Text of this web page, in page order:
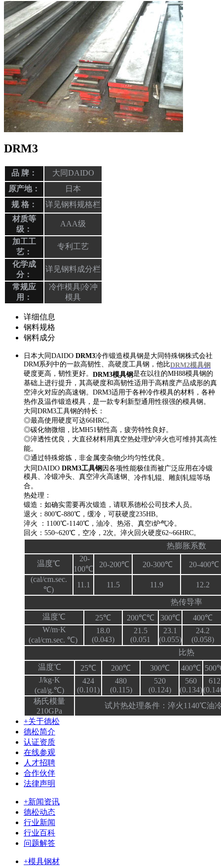
DRM3
品 牌：
大同DAIDO
原产地：
日本
规 格：
详见钢料规格栏
材质等
级：
AAA级
加工工
艺：
专利工艺
化学成
分：
详见钢料成分栏
常规应
用：
冷作模具|冷冲
模具
详细信息
钢料规格
钢料成分
日本大同DAIDO DRM3冷作锻造模具钢是大同特殊钢株式会社
DRM系列中的一款高韧性、高硬度工具钢，他比DRM2模具钢
硬度更高，韧性更好。 DRM3模具钢是在以往的MH88模具钢的
基础上进行提升，其高硬度和高韧性适用于高精度产品成形的真
空淬火对应的高速钢。DRM3适用于各种冷作模具的材料，各种
热作及温作锻造模具，是一款专利新型通用性很强的模具钢。
大同DRM3工具钢的特长：
◎最高使用硬度可达66HRC。
◎碳化物微细，比MH51韧性高，疲劳特性良好。
◎淬透性优良，大直径材料用真空热处理炉淬火也可维持其高性
能。
◎通过特殊熔炼，非金属变杂物少均匀性优良。
大同DAIDO DRM3工具钢 因各项性能极佳而被广泛应用在冷锻
模具、冷锻冲头、真空淬火高速钢 、冷作轧辊、雕刻轧辊等场
合。
热处理：
锻造：如确实需要再次锻造，请联系德松公司技术人员。
退火：800℃-880℃，缓冷，可获硬度235HB。
淬火 ：1100℃-1140℃，油冷、热浴、真空i炉气冷。
回火：550~620℃，空冷，2次。淬火回火硬度62~66HRC。
热膨胀系数
温度℃
20-
100℃
20-200℃ 20-300℃
20-400℃
(cal/cm.sec.
℃)
11.1 11.5 11.9 12.2
热传导率
温度℃
25℃ 200℃℃ 300℃
400℃
W/m·K
(cal/cm.sec. ℃)
18.0
(0.043)
21.5
(0.051
23.1
(0.055)
24.2
(0.058)
比热
温度℃
25℃ 200℃ 300℃ 400℃
J/kg·K
(cal/g.℃)
424
(0.101)
480
(0.115)
520
(0.124)
560
(0.134)
612
杨氏模量
210GPa
试片热处理条件：淬火1140℃油
+关于德松
德松简介
认证资质
在线参观
人才招聘
合作伙伴
法律声明
+新闻资讯
德松动态
行业新闻
行业百科
问题解答
+模具钢材